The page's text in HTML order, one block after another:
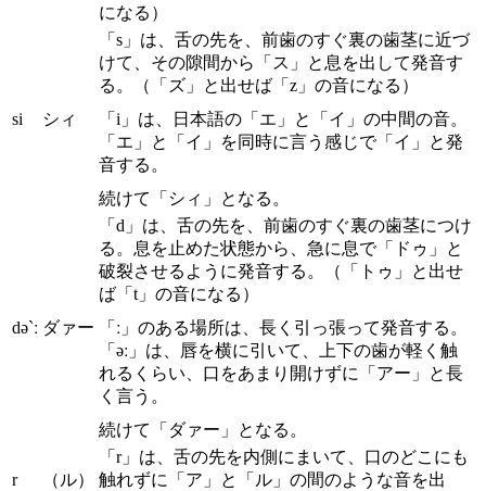
になる）
si シィ
「s」は、舌の先を、前歯のすぐ裏の歯茎に近づ
けて、その隙間から「ス」と息を出して発音す
る。（「ズ」と出せば「z」の音になる）
「i」は、日本語の「エ」と「イ」の中間の音。
「エ」と「イ」を同時に言う感じで「イ」と発
音する。
続けて「シィ」となる。
də`ː ダァー
「d」は、舌の先を、前歯のすぐ裏の歯茎につけ
る。息を止めた状態から、急に息で「ドゥ」と
破裂させるように発音する。（「トゥ」と出せ
ば「t」の音になる）
「ː」のある場所は、長く引っ張って発音する。
「əː」は、唇を横に引いて、上下の歯が軽く触
れるくらい、口をあまり開けずに「アー」と長
く言う。
続けて「ダァー」となる。
r （ル）
「r」は、舌の先を内側にまいて、口のどこにも
触れずに「ア」と「ル」の間のような音を出